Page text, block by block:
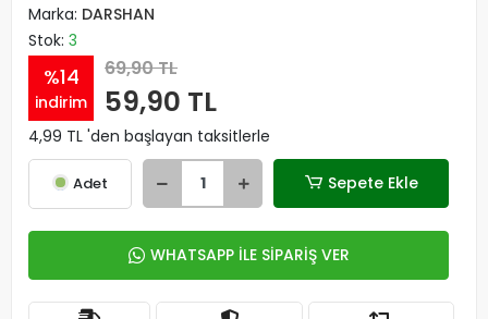
Marka: DARSHAN
Stok: 3
%14
indirim
69,90 TL
59,90 TL
4,99 TL 'den başlayan taksitlerle
Adet Sepete Ekle
WHATSAPP İLE SİPARİŞ VER